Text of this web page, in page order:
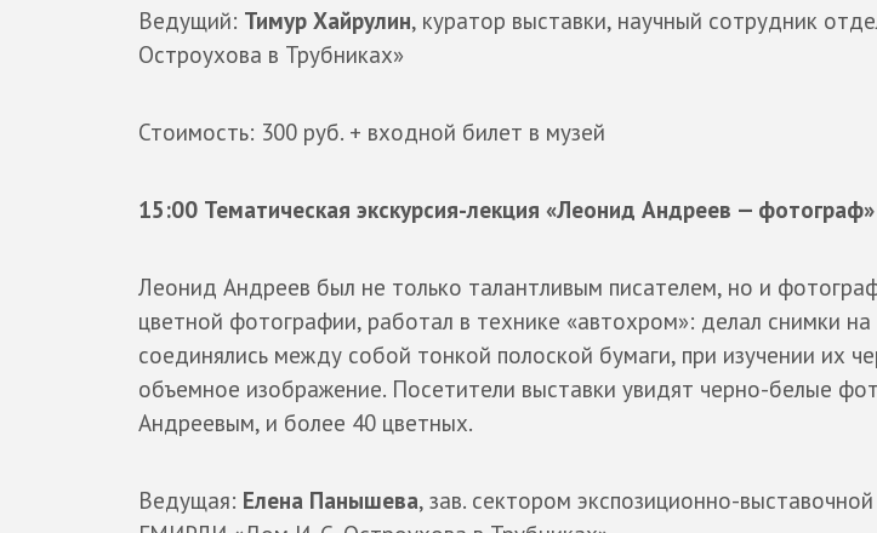
Ведущий: Тимур Хайрулин, куратор выставки, научный сотрудник
Остроухова в Трубниках»
Стоимость: 300 руб. + входной билет в музей
15:00 Тематическая экскурсия-лекция «Леонид Андреев — фотограф»
Леонид Андреев был не только талантливым писателем, но и
цветной фотографии, работал в технике «автохром»: делал снимки
соединялись между собой тонкой полоской бумаги, при изучении их
объемное изображение. Посетители выставки увидят черно-белые
Андреевым, и более 40 цветных.
Ведущая: Елена Панышева, зав. сектором экспозиционно-